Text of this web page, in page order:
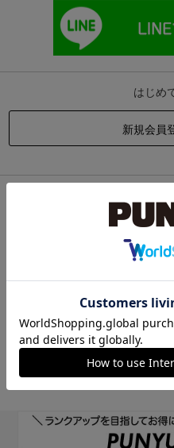
はじめ
他のサイトIDで新規会員登録を
ログインすることができます。